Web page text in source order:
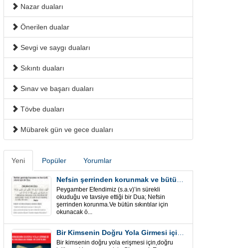
Nazar duaları
Önerilen dualar
Sevgi ve saygı duaları
Sıkıntı duaları
Sınav ve başarı duaları
Tövbe duaları
Mübarek gün ve gece duaları
Yeni Popüler Yorumlar
Peygamber Efendimiz (s.a.v)’in sürekli
okuduğu ve tavsiye ettiği bir Dua; Nefsin
şerrinden korunma.Ve bütün sıkıntılar için
okunacak ö...
Bir kimsenin doğru yola erişmesi için,doğru